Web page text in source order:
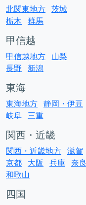
北関東地方 茨城
栃木 群馬
甲信越
甲信越地方 山梨
長野
新潟
東海
東海地方 静岡・伊豆
岐阜 三重
関西・近畿
関西・近畿地方 滋賀
京都 大阪 兵庫 奈良
和歌山
四国